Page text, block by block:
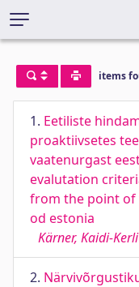
items
1. Eetiliste
proaktiivsetes
vaatenurgast
evalutation
from the point of
od estonia
Kärner, Kaidi-Kerli
2.